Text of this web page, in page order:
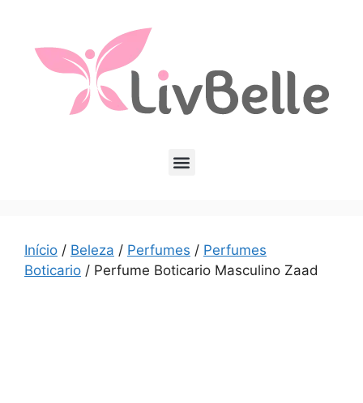
Início / Beleza / Perfumes / Perfumes
Boticario / Perfume Boticario Masculino Zaad